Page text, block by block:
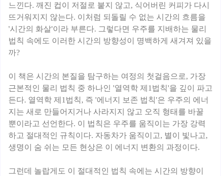
느낀다. 깨진 컵이 저절로 붙지 않고, 식어버린 커피가 다시
뜨거워지지 않는다. 이처럼 되돌릴 수 없는 시간의 흐름을
'시간의 화살'이라 부른다. 그렇다면 우주를 지배하는 물리
법칙 속에도 이러한 시간의 방향성이 명백하게 새겨져 있을
까?
이 책은 시간의 본질을 탐구하는 여정의 첫걸음으로, 가장
근본적인 물리 법칙 중 하나인 '열역학 제1법칙'을 깊이 파고
든다. 열역학 제1법칙, 즉 '에너지 보존 법칙'은 우주의 에너
지는 새로 만들어지거나 사라지지 않고 오직 형태를 바꿀
뿐이라고 선언한다. 이 법칙은 우주를 움직이는 가장 강력
하고 절대적인 규칙이다. 자동차가 움직이고, 별이 빛나고,
생명이 숨 쉬는 모든 현상은 이 에너지 변환의 과정이다.
그런데 놀랍게도 이 절대적인 법칙 속에는 시간의 방향이